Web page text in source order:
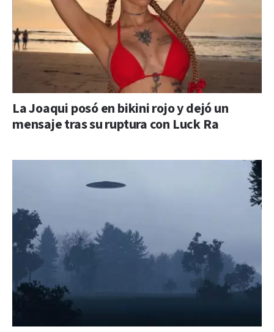
La Joaqui posó en bikini rojo y dejó un
mensaje tras su ruptura con Luck Ra